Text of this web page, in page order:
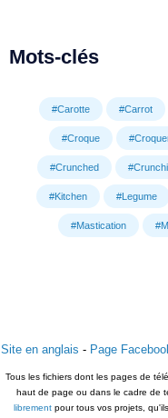
Mots-clés
#Carotte #Carrot
#Croque
#Crunched
#Kitchen #Legume
#Mastication
Site en anglais - Page
Tous les fichiers dont les pages de
haut de page ou dans le cadre de
librementpour tous vos projets,